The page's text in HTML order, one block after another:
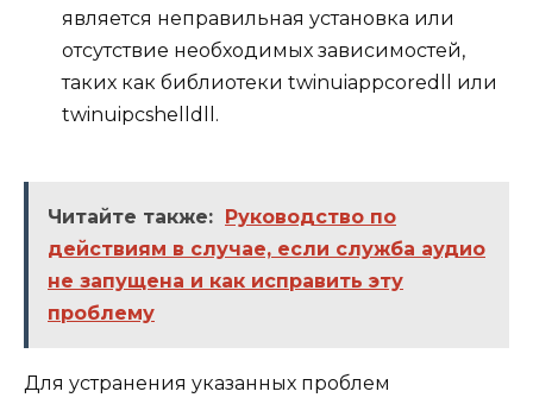
является неправильная установка или
отсутствие необходимых зависимостей,
таких как библиотеки twinuiappcoredll или
twinuipcshelldll.
Читайте также: Руководство по
действиям в случае, если служба аудио
не запущена и как исправить эту
проблему
Для устранения указанных проблем